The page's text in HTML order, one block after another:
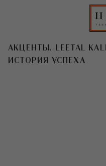
АКЦЕНТЫ. LEETAL
ИСТОРИЯ УСПЕХА